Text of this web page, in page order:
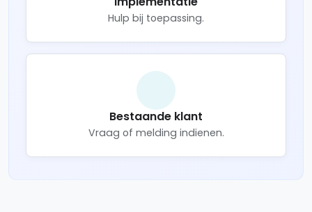
Hulp bij toepassing.
Bestaande klant
Vraag of melding indienen.